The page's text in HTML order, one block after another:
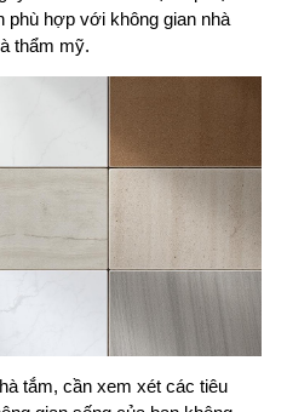
phù hợp với không gian nhà
thẩm mỹ.
tắm, cần xem xét các tiêu